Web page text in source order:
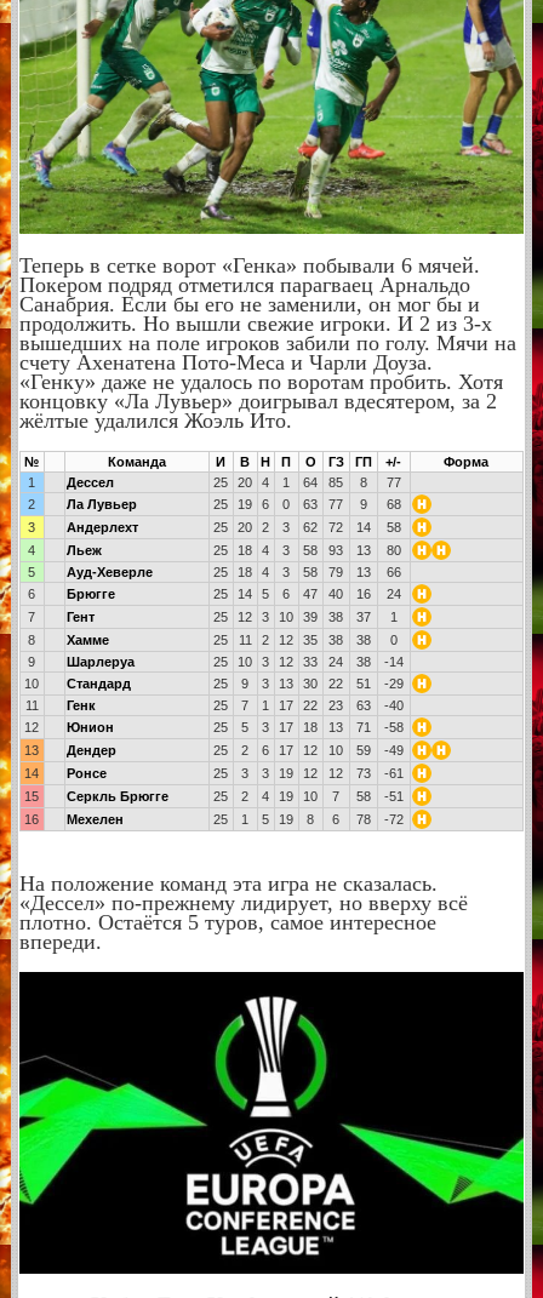
Теперь в сетке ворот «Генка» побывали 6 мячей.
Покером подряд отметился парагваец Арнальдо
Санабрия. Если бы его не заменили, он мог бы и
продолжить. Но вышли свежие игроки. И 2 из 3-х
вышедших на поле игроков забили по голу. Мячи на
счету Ахенатена Пото-Меса и Чарли Доуза.
«Генку» даже не удалось по воротам пробить. Хотя
концовку «Ла Лувьер» доигрывал вдесятером, за 2
жёлтые удалился Жоэль Ито.
№ Команда И В Н П ГЗ ГП +/-
Форма
1
Дессел 25 20 4 1 64 85 8
77
2
Ла Лувьер 25 19 6 0 63 77 9
68
3
Андерлехт 25 20 2 3 62 72 14
58
4
Льеж 25 18 4 3 58 93 13
80
5
Ауд-Хеверле 25 18 4 3 58 79 13
66
6
Брюгге 25 14 5 6 47 40 16
24
7
Гент 25 12 3 10 39 38 37
1
8
Хамме 25 11 2 12 35 38 38
0
9
Шарлеруа 25 10 3 12 33 24 38
-14
10
Стандард 25 9 3 13 30 22 51
-29
11
Генк 25 7 1 17 22 23 63
-40
12
Юнион 25 5 3 17 18 13 71
-58
13
Дендер 25 2 6 17 12 10 59
-49
14
Ронсе 25 3 3 19 12 12 73
-61
15
Серкль Брюгге 25 2 4 19 10 7 58
-51
16
Мехелен 25 1 5 19 8 6 78 -72
На положение команд эта игра не сказалась.
«Дессел» по-прежнему лидирует, но вверху всё
плотно. Остаётся 5 туров, самое интересное
впереди.